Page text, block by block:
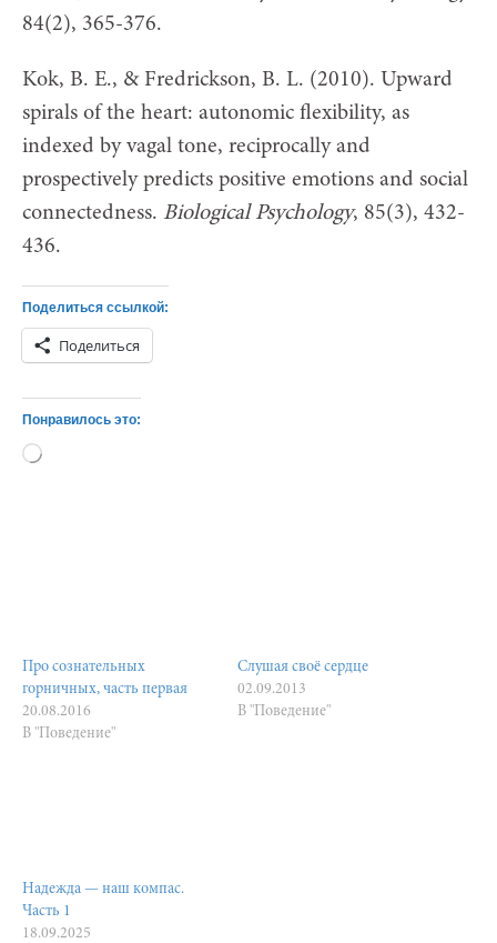
84(2), 365-376.
Kok, B. E., & Fredrickson, B. L. (2010). Upward
spirals of the heart: autonomic flexibility, as
indexed by vagal tone, reciprocally and
prospectively predicts positive emotions and social
connectedness. Biological Psychology, 85(3), 432-
436.
Поделиться ссылкой:
Поделиться
Понравилось это:
Загрузка…
Про сознательных
горничных, часть первая
20.08.2016
В "Поведение"
Слушая своё сердце
02.09.2013
В "Поведение"
Надежда — наш компас.
Часть 1
18.09.2025